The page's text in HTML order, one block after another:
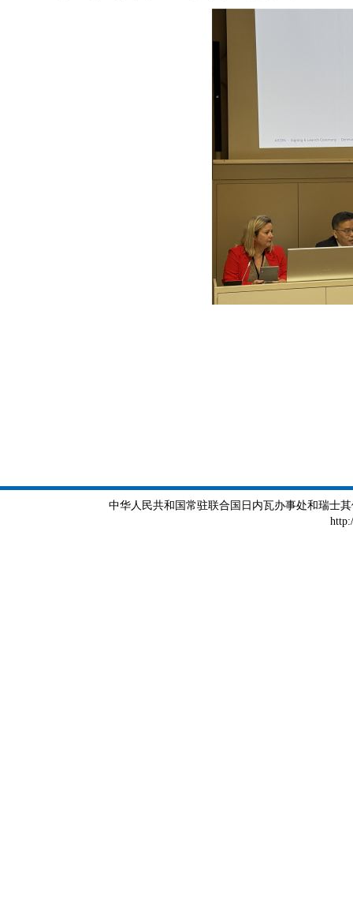
中华人民共和国常驻联合国日内瓦办事处和瑞士